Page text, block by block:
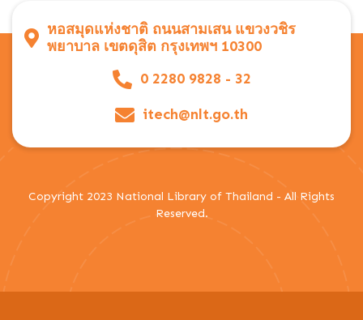
หอสมุดแห่งชาติ ถนนสามเสน แขวงวชิร
พยาบาล เขตดุสิต กรุงเทพฯ 10300
0 2280 9828 - 32
itech@nlt.go.th
Copyright 2023 National Library of Thailand - All Rights
Reserved.